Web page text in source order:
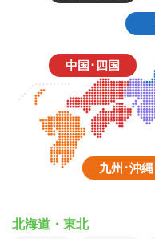
中国･四国
九州･沖縄
北海道・東北